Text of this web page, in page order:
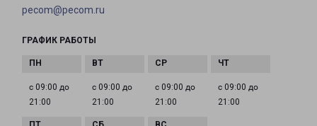
pecom@pecom.ru
ГРАФИК РАБОТЫ
с 09:00 до
21:00
с 09:00 до
21:00
с 09:00 до
21:00
с 09:00 до
21:00